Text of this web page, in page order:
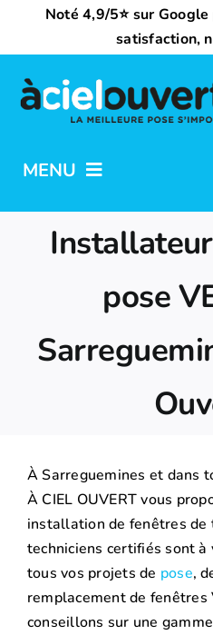
contenu
Noté 4,9/5⭐ sur
satisfaction,
MENU
Trouvez votre installateur
pose
À Sarreguemines et dans
À CIEL OUVERT vous
installation de fenêtres de
techniciens certifiés sont
tous vos projets de pose,
remplacement de fenêtres
conseillons sur une